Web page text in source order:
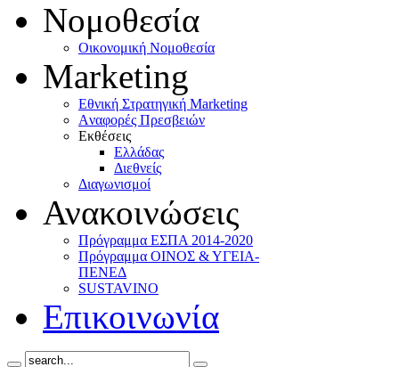
Νομοθεσία
Οικονομική Νομοθεσία
Marketing
Eθνική Στρατηγική Marketing
Aναφορές Πρεσβειών
Eκθέσεις
Eλλάδας
Διεθνείς
Διαγωνισμοί
Ανακοινώσεις
Πρόγραμμα ΕΣΠΑ 2014-2020
Πρόγραμμα ΟΙΝΟΣ & ΥΓΕΙΑ-
ΠΕΝΕΔ
SUSTAVINO
Επικοινωνία